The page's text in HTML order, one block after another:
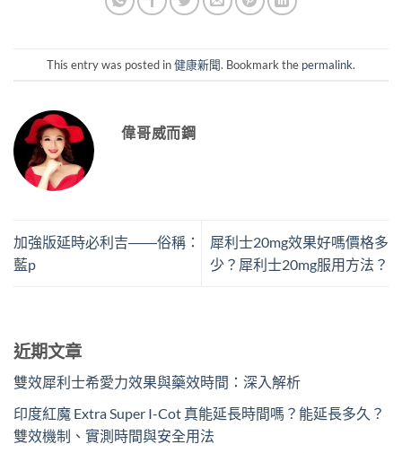
This entry was posted in健康新聞. Bookmark the permalink.
偉哥威而鋼
加強版延時必利吉――俗稱：
藍p
犀利士20mg效果好嗎價格多
少？犀利士20mg服用方法？
近期文章
雙效犀利士希愛力效果與藥效時間：深入解析
印度紅魔 Extra Super I-Cot 真能延長時間嗎？能延長多久？
雙效機制、實測時間與安全用法